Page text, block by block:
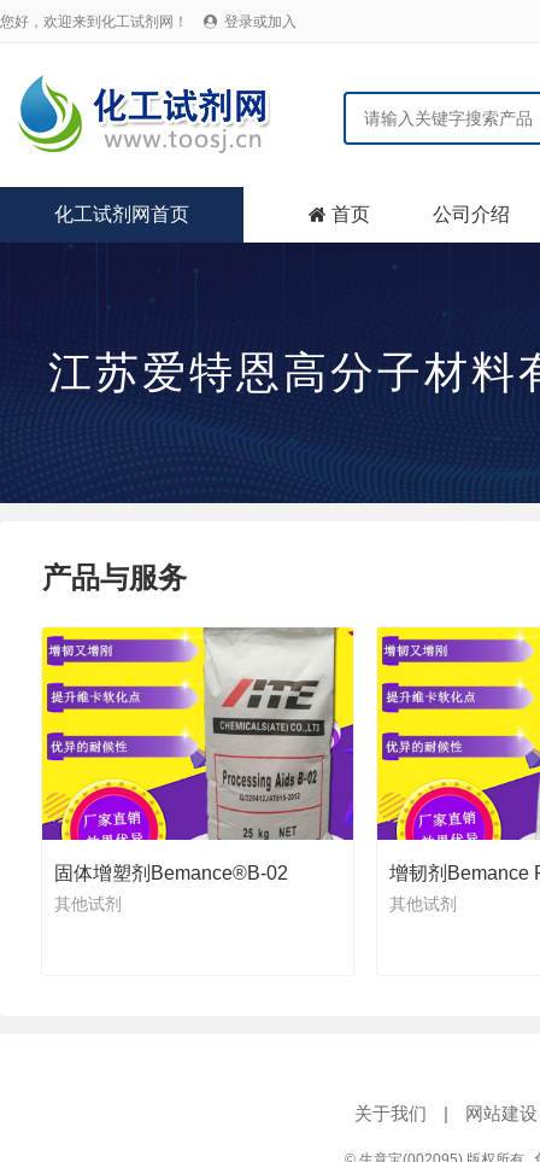
您好，欢迎来到化工试剂网！  登录或加入
化工试剂网首页  首页 公司介绍
江苏爱特恩高分子材料
产品与服务
固体增塑剂Bemance®B-02
其他试剂
增韧剂Bemance
其他试剂
关于我们 | 网站建设